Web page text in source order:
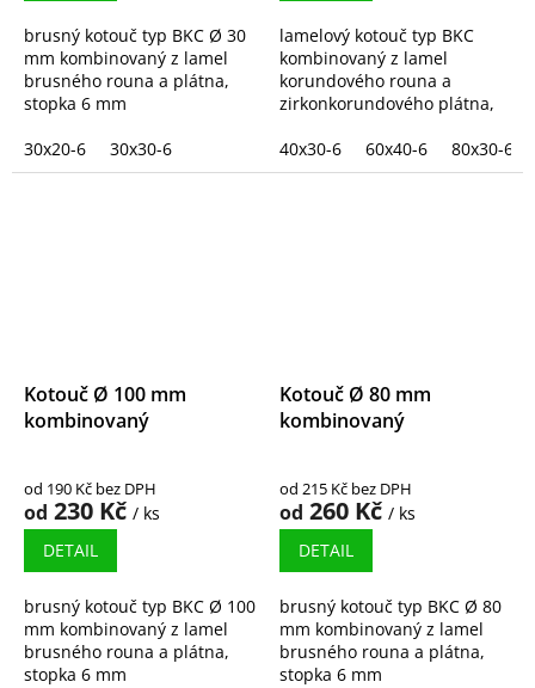
brusný kotouč typ BKC Ø 30
mm kombinovaný z lamel
brusného rouna a plátna,
stopka 6 mm
30x20-6
30x30-6
lamelový kotouč typ BKC
kombinovaný z lamel
korundového rouna a
zirkonkorundového plátna,
40x30-6
60x40-6 80x30-6
Kotouč Ø 100 mm
kombinovaný
od 190 Kč bez DPH
od 230 Kč / ks
DETAIL
brusný kotouč typ BKC Ø 100
mm kombinovaný z lamel
brusného rouna a plátna,
stopka 6 mm
Kotouč Ø 80 mm
kombinovaný
od 215 Kč bez DPH
od 260 Kč / ks
DETAIL
brusný kotouč typ BKC Ø 80
mm kombinovaný z lamel
brusného rouna a plátna,
stopka 6 mm